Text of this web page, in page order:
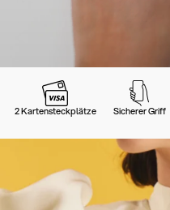
2 Kartensteckplätze Sicherer Griff